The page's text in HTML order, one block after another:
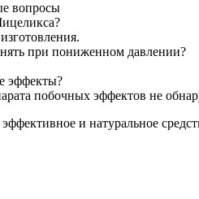
вопросы
при пониженном давлении?
эффекты?
побочных эффектов не
и натуральное